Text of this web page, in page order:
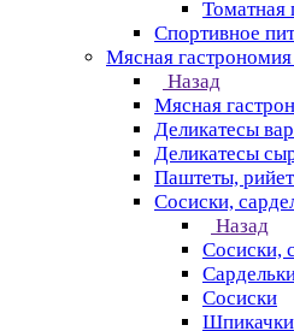
Томатная
Спортивное
Мясная гастрономия
Назад
Мясная
Деликатесы
Деликатесы
Паштеты,
Сосиски,
Назад
Сосиски,
Сосиски
Шпикачки